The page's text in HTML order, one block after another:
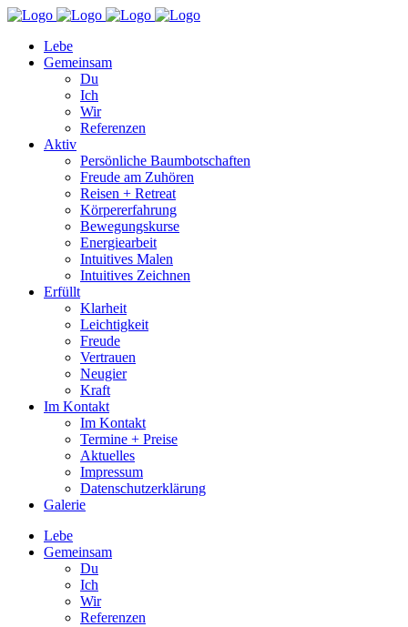
Lebe
Gemeinsam
Du
Ich
Wir
Referenzen
Aktiv
Persönliche Baumbotschaften
Freude am Zuhören
Reisen + Retreat
Körpererfahrung
Bewegungskurse
Energiearbeit
Intuitives Malen
Intuitives Zeichnen
Erfüllt
Klarheit
Leichtigkeit
Freude
Vertrauen
Neugier
Kraft
Im Kontakt
Im Kontakt
Termine + Preise
Aktuelles
Impressum
Datenschutzerklärung
Galerie
Lebe
Gemeinsam
Du
Ich
Wir
Referenzen